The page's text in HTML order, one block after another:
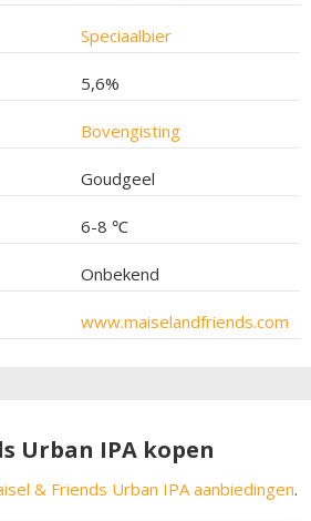
Speciaalbier
5,6%
Bovengisting
Goudgeel
6-8 ℃
Onbekend
www.maiselandfriends.com
Urban IPA kopen
& Friends Urban IPA aanbiedingen.